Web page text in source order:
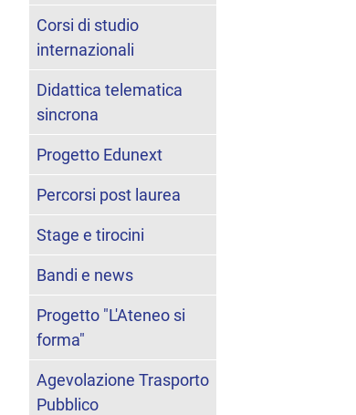
Corsi di studio
internazionali
Didattica telematica
sincrona
Progetto Edunext
Percorsi post laurea
Stage e tirocini
Bandi e news
Progetto "L'Ateneo si
forma"
Agevolazione Trasporto
Pubblico